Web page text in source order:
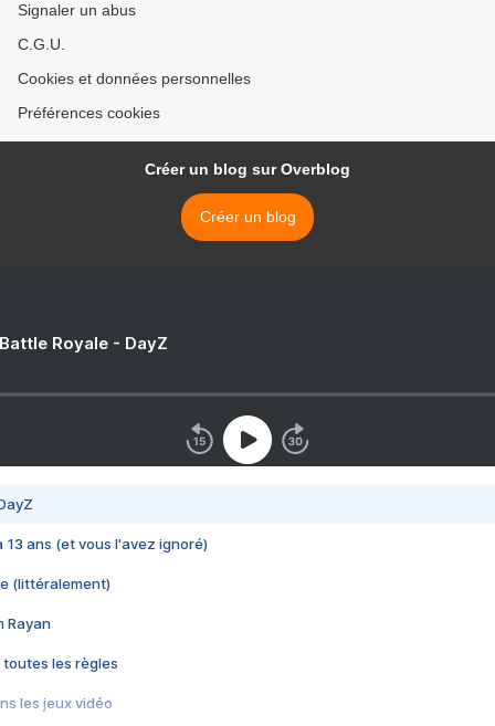
Signaler un abus
C.G.U.
Cookies et données personnelles
Préférences cookies
Créer un blog sur Overblog
Créer un blog
Royale - DayZ
13 ans (et vous l'avez ignoré)
(littéralement)
Rayan
toutes les règles
les jeux vidéo